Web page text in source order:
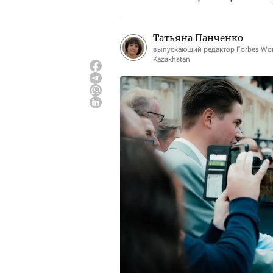
Татьяна Панченко
выпускающий редактор Forbes
Kazakhstan